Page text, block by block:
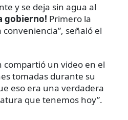
y se deja sin agua al
gobierno! Primero la
señaló el
compartió un video en el
tomadas durante su
eso era una verdadera
que tenemos hoy”.